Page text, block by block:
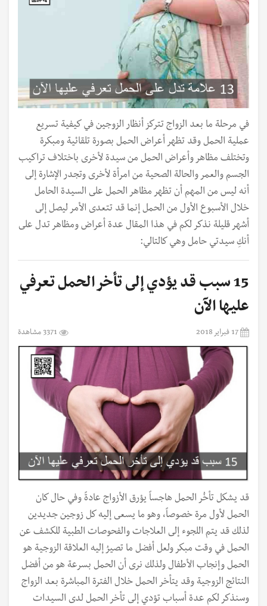
في مرحلة ما بعد الزواج تتركز أنظار الزوجين في كيفية تسريع
عملية الحمل وقد تظهر أعراض الحمل بصورة تلقائية ومبكرة
وتختلف مظاهر وأعراض الحمل من سيدة لأخرى باختلاف تراكيب
الجسم والعمر والحالة الصحية من امرأة لأخرى وتجدر الإشارة إلى
أنه ليس من المهم أن تظهر مظاهر الحمل على السيدة الحامل
خلال الأسبوع الأول من الحمل إنما قد تتعدى الأمر ليصل إلى
أشهر قليلة نذكر لكم في هذا المقال عدة أعراض ومظاهر تدل على
أنكِ سيدتي حامل وهي كالتالي:
15 سبب قد يؤدي إلى تأخر الحمل تعرفي
عليها الآن
17 فبراير 2018 3371 مشاهدة
قد يشكل تأخُر الحمل هاجساً يؤرق الأزواج عادةً وفي حال كان
الحمل لأول مرة خصوصاً، وهو ما يسعى إليه كل زوجين جديدين
لذلك قد يتم اللجوء إلى العلاجات والفحوصات الطبية للكشف عن
الحمل في وقت مبكر ولعل أفضل ما تصيرُ إليه العلاقة الزوجية هو
الحمل وإنجاب الأطفال ولذلك نرى أن الحمل بسرعة هو من أفضل
النتائج الزوجية وقد يتأخر الحمل خلال الفترة المباشرة بعد الزواج
وسنذكر لكم عدة أسباب تؤدي إلى تأخر الحمل لدى السيدات